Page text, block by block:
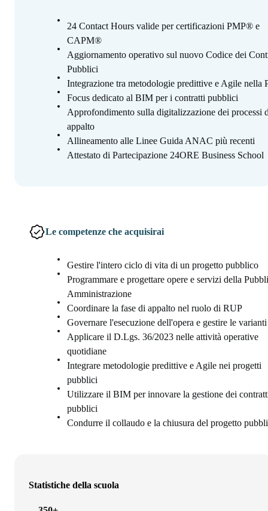
24 Contact Hours valide per certificazioni PMP® e
CAPM®
Aggiornamento operativo sul nuovo Codice dei
Pubblici
Integrazione tra metodologie predittive e Agile nella
Focus dedicato al BIM per i contratti pubblici
Approfondimento sulla digitalizzazione dei processi
appalto
Allineamento alle Linee Guida ANAC più recenti
Attestato di Partecipazione 24ORE Business School
Le competenze che acquisirai
Gestire l'intero ciclo di vita di un progetto pubblico
Programmare e progettare opere e servizi della
Amministrazione
Coordinare la fase di appalto nel ruolo di RUP
Governare l'esecuzione dell'opera e gestire le varianti
Applicare il D.Lgs. 36/2023 nelle attività operative
quotidiane
Integrare metodologie predittive e Agile nei progetti
pubblici
Utilizzare il BIM per innovare la gestione dei
pubblici
Condurre il collaudo e la chiusura del progetto
Statistiche della scuola